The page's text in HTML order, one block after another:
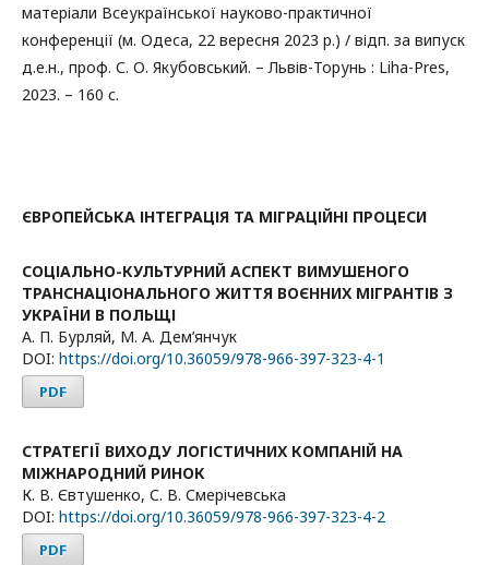
матеріали Всеукраїнської науково-практичної
конференції (м. Одеса, 22 вересня 2023 р.) / відп. за випуск
д.е.н., проф. С. О. Якубовський. – Львів-Торунь : Liha-Pres,
2023. – 160 с.
ЄВРОПЕЙСЬКА ІНТЕГРАЦІЯ ТА МІГРАЦІЙНІ ПРОЦЕСИ
СОЦІАЛЬНО-КУЛЬТУРНИЙ АСПЕКТ ВИМУШЕНОГО
ТРАНСНАЦІОНАЛЬНОГО ЖИТТЯ ВОЄННИХ МІГРАНТІВ З
УКРАЇНИ В ПОЛЬЩІ
А. П. Бурляй, М. А. Дем’янчук
DOI: https://doi.org/10.36059/978-966-397-323-4-1
PDF
СТРАТЕГІЇ ВИХОДУ ЛОГІСТИЧНИХ КОМПАНІЙ НА
МІЖНАРОДНИЙ РИНОК
К. В. Євтушенко, С. В. Смерічевська
DOI: https://doi.org/10.36059/978-966-397-323-4-2
PDF